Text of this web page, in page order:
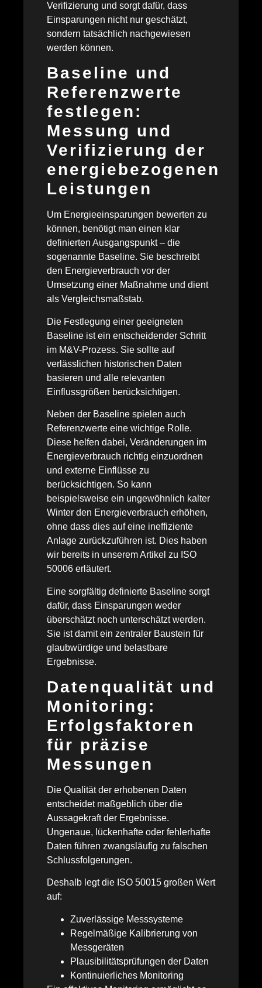
Verifizierung und sorgt dafür, dass
Einsparungen nicht nur geschätzt,
sondern tatsächlich nachgewiesen
werden können.
Baseline und
Referenzwerte
festlegen:
Messung und
Verifizierung der
energiebezogenen
Leistungen
Um Energieeinsparungen bewerten zu
können, benötigt man einen klar
definierten Ausgangspunkt – die
sogenannte Baseline. Sie beschreibt
den Energieverbrauch vor der
Umsetzung einer Maßnahme und dient
als Vergleichsmaßstab.
Die Festlegung einer geeigneten
Baseline ist ein entscheidender Schritt
im M&V-Prozess. Sie sollte auf
verlässlichen historischen Daten
basieren und alle relevanten
Einflussgrößen berücksichtigen.
Neben der Baseline spielen auch
Referenzwerte eine wichtige Rolle.
Diese helfen dabei, Veränderungen im
Energieverbrauch richtig einzuordnen
und externe Einflüsse zu
berücksichtigen. So kann
beispielsweise ein ungewöhnlich kalter
Winter den Energieverbrauch erhöhen,
ohne dass dies auf eine ineffiziente
Anlage zurückzuführen ist. Dies haben
wir bereits in unserem Artikel zu ISO
50006 erläutert.
Eine sorgfältig definierte Baseline sorgt
dafür, dass Einsparungen weder
überschätzt noch unterschätzt werden.
Sie ist damit ein zentraler Baustein für
glaubwürdige und belastbare
Ergebnisse.
Datenqualität und
Monitoring:
Erfolgsfaktoren
für präzise
Messungen
Die Qualität der erhobenen Daten
entscheidet maßgeblich über die
Aussagekraft der Ergebnisse.
Ungenaue, lückenhafte oder fehlerhafte
Daten führen zwangsläufig zu falschen
Schlussfolgerungen.
Deshalb legt die ISO 50015 großen Wert
auf:
Zuverlässige Messsysteme
Regelmäßige Kalibrierung von
Messgeräten
Plausibilitätsprüfungen der Daten
Kontinuierliches Monitoring